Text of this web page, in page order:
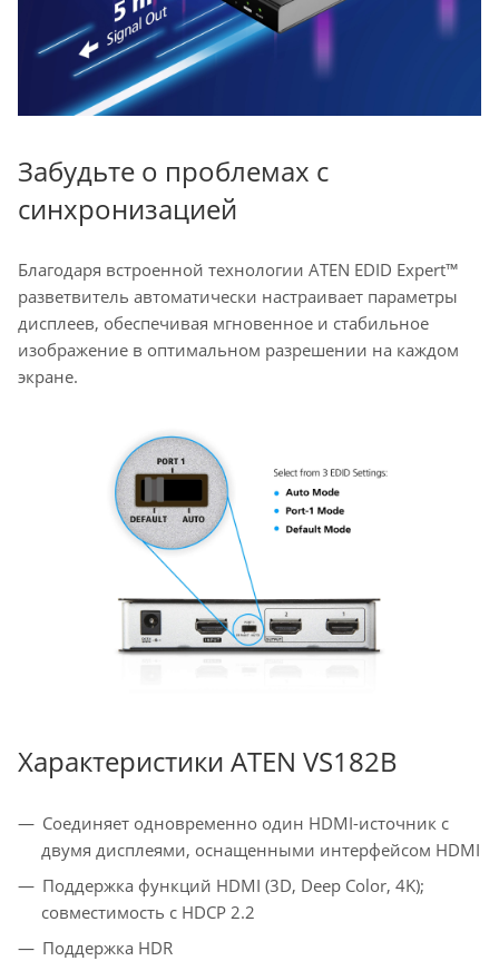
Забудьте о проблемах с
синхронизацией
Благодаря встроенной технологии ATEN EDID Expert™
разветвитель автоматически настраивает параметры
дисплеев, обеспечивая мгновенное и стабильное
изображение в оптимальном разрешении на каждом
экране.
Характеристики ATEN VS182B
Соединяет одновременно один HDMI-источник с
двумя дисплеями, оснащенными интерфейсом HDMI
Поддержка функций HDMI (3D, Deep Color, 4K);
совместимость с HDCP 2.2
Поддержка HDR